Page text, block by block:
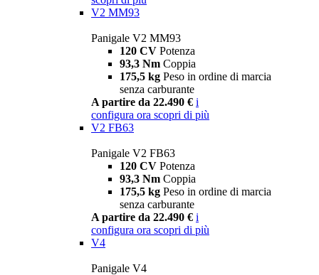
V2 MM93
Panigale V2 MM93
120 CV Potenza
93,3 Nm Coppia
175,5 kg Peso in ordine di marcia
senza carburante
A partire da 22.490 € i
configura ora scopri di più
V2 FB63
Panigale V2 FB63
120 CV Potenza
93,3 Nm Coppia
175,5 kg Peso in ordine di marcia
senza carburante
A partire da 22.490 € i
configura ora scopri di più
V4
Panigale V4